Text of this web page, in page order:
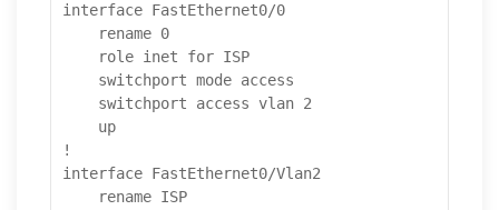
interface FastEthernet0/0
    rename 0
    role inet for ISP
    switchport mode access
    switchport access vlan 2
    up
!
interface FastEthernet0/Vlan2
    rename ISP